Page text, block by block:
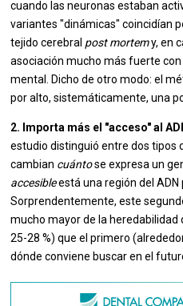
cuando las neuronas estaban
variantes "dinámicas" coincidían
tejido cerebral post mortemy, en
asociación mucho más fuerte
mental. Dicho de otro modo: el
por alto, sistemáticamente, una
2. Importa más el "acceso" al
estudio distinguió entre dos tipos
cambian cuántose expresa un
accesibleestá una región del ADN
Sorprendentemente, este
mucho mayor de la heredabilidad
25-28 %) que el primero
dónde conviene buscar en el